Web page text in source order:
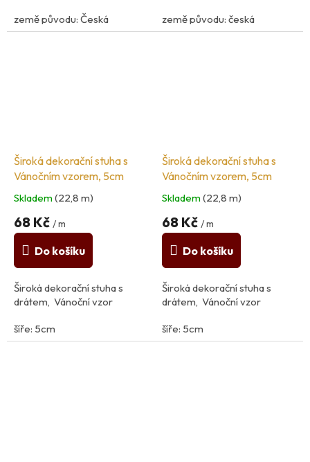
země původu: Česká
Republika
země původu: česká
Republika
Široká dekorační stuha s
Vánočním vzorem, 5cm
Skladem(22,8 m)
68 Kč / m
Do košíku
Široká dekorační stuha s
drátem, Vánoční vzor
šíře: 5cm
Široká dekorační stuha s
Vánočním vzorem, 5cm
Skladem(22,8 m)
68 Kč / m
Do košíku
Široká dekorační stuha s
drátem, Vánoční vzor
šíře: 5cm